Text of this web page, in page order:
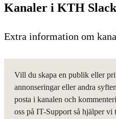
Kanaler i KTH Slack
Extra information om
Vill du skapa en publik eller
annonseringar eller andra
posta i kanalen och
oss på IT-Support så hjälper vi